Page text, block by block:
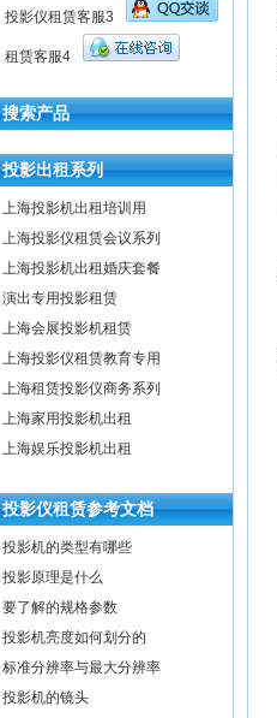
投影仪租赁客服3
租赁客服4
搜索产品
投影出租系列
上海投影机出租培训用
上海投影仪租赁会议系列
上海投影机出租婚庆套餐
演出专用投影租赁
上海会展投影机租赁
上海投影仪租赁教育专用
上海租赁投影仪商务系列
上海家用投影机出租
上海娱乐投影机出租
投影仪租赁参考文档
投影机的类型有哪些
投影原理是什么
要了解的规格参数
投影机亮度如何划分的
标准分辨率与最大分辨率
投影机的镜头